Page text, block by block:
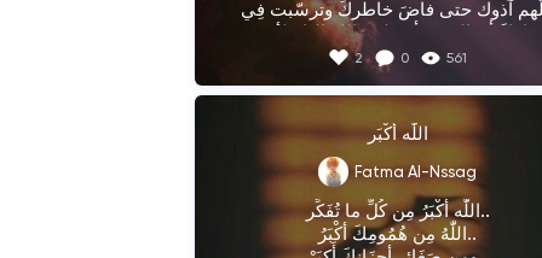
أوّل مَن يُصيبُه جفا قلبك!
أُسامِحك حتى تفنى الأراضين، حتى تجفّ
السُحُب، وحتى يجمع الله بيننا يوم القيامة.
من يحتضنه كما عجزتُ أن أفعَل أنا.
حاشاه قلبي أن يفرح بغيابك حاشاه!.
#صديقكَ_الراحل
2 0 561
اللّٰه أَكْبَر
Fatma Al-Nssag
اللّٰه أَكْبَرُ مِن كُلِّ ما تُفَكِّر..
اللّٰهُ مِن هُمُومِكَ أكْبَرُ..